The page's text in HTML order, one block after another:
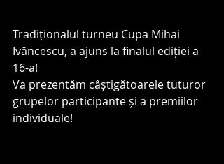
Tradiționalul turneu Cupa Mihai
Ivăncescu, a ajuns la finalul ediției a
16-a!
Va prezentăm câștigătoarele tuturor
grupelor participante și a premiilor
individuale!